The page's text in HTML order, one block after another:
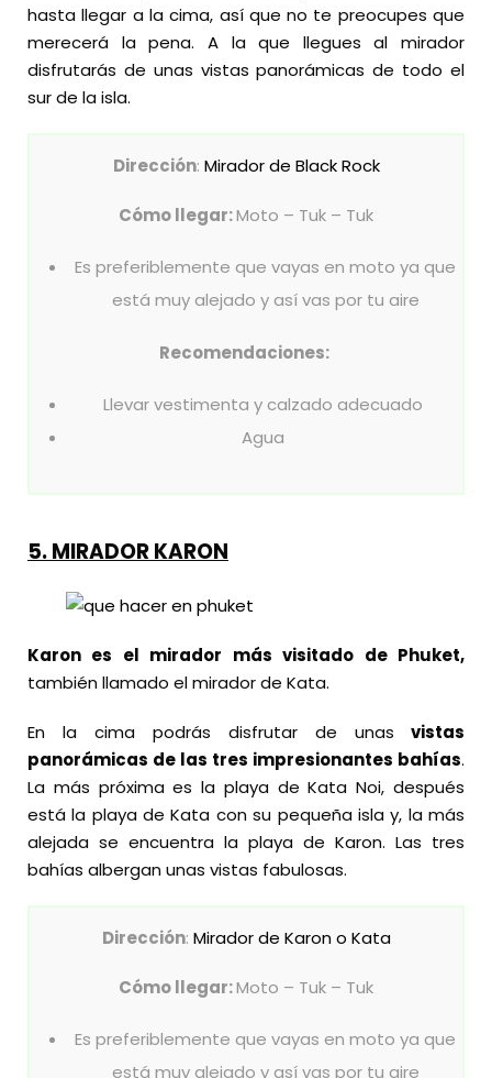
hasta llegar a la cima, así que no te preocupes que
merecerá la pena. A la que llegues al mirador
disfrutarás de unas vistas panorámicas de todo el
sur de la isla.
Dirección: Mirador de Black Rock
Cómo llegar:Moto – Tuk – Tuk
Es preferiblemente que vayas en moto ya que
está muy alejado y así vas por tu aire
Recomendaciones:
Llevar vestimenta y calzado adecuado
Agua
5. MIRADOR KARON
Karon es el mirador más visitado de Phuket,
también llamado el mirador de Kata.
En la cima podrás disfrutar de unas vistas
panorámicas de las tres impresionantes bahías.
La más próxima es la playa de Kata Noi, después
está la playa de Kata con su pequeña isla y, la más
alejada se encuentra la playa de Karon. Las tres
bahías albergan unas vistas fabulosas.
Dirección: Mirador de Karon o Kata
Cómo llegar:Moto – Tuk – Tuk
Es preferiblemente que vayas en moto ya que
está muy alejado y así vas por tu aire